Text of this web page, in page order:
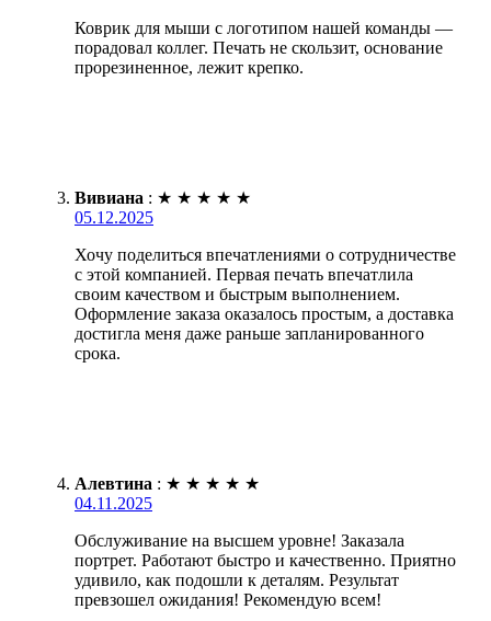
Коврик для мыши с логотипом нашей команды —
порадовал коллег. Печать не скользит, основание
прорезиненное, лежит крепко.
Вивиана : ★ ★ ★ ★ ★
05.12.2025
Хочу поделиться впечатлениями о сотрудничестве
с этой компанией. Первая печать впечатлила
своим качеством и быстрым выполнением.
Оформление заказа оказалось простым, а доставка
достигла меня даже раньше запланированного
срока.
Алевтина : ★ ★ ★ ★ ★
04.11.2025
Обслуживание на высшем уровне! Заказала
портрет. Работают быстро и качественно. Приятно
удивило, как подошли к деталям. Результат
превзошел ожидания! Рекомендую всем!